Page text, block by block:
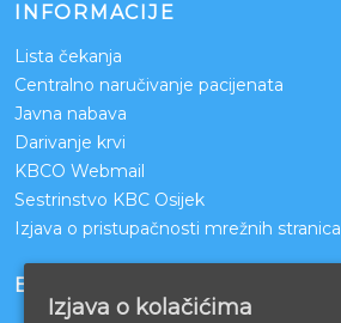
INFORMACIJE
Lista čekanja
Centralno naručivanje pacijenata
Javna nabava
Darivanje krvi
KBCO Webmail
Sestrinstvo KBC Osijek
Izjava o pristupačnosti mrežnih stranica
BOLNICE PARTNERI
Izjava o kolačićima